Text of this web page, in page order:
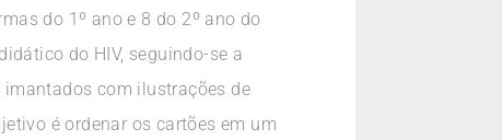
do 1º ano e 8 do 2º ano do
do HIV, seguindo-se a
imantados com ilustrações de
é ordenar os cartões em um